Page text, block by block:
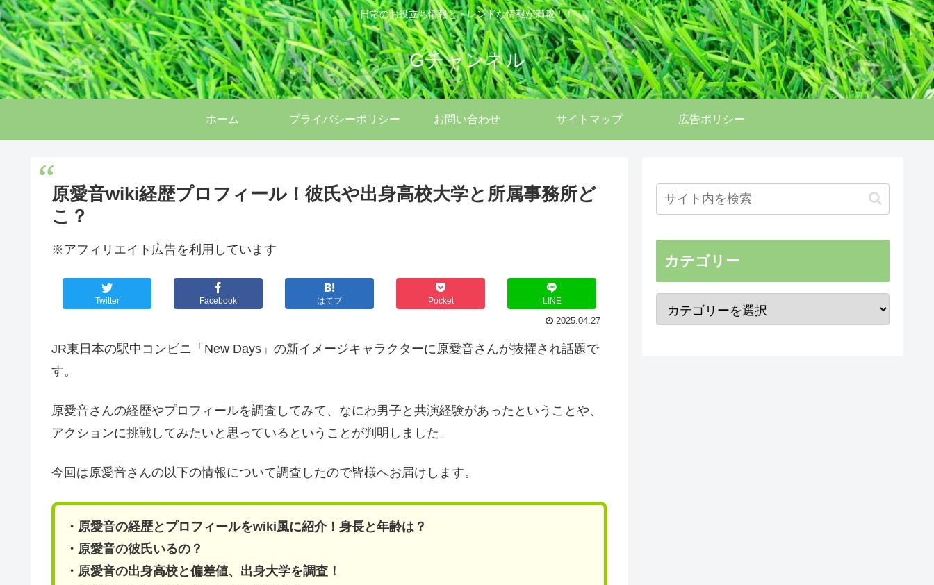
日常のお役立ち情報とトレンドな情報が満載！！
Gチャンネル
ホーム プライバシーポリシー お問い合わせ サイトマップ 広告ポリシー
原愛音wiki経歴プロフィール！彼氏や出身高校大学と所属事務所ど
こ？
※アフィリエイト広告を利用しています
Twitter Facebook はてブ Pocket LINE
2025.04.27
JR東日本の駅中コンビニ「New Days」の新イメージキャラクターに原愛音さんが抜擢され話題で
す。
原愛音さんの経歴やプロフィールを調査してみて、なにわ男子と共演経験があったということや、
アクションに挑戦してみたいと思っているということが判明しました。
今回は原愛音さんの以下の情報について調査したので皆様へお届けします。
・原愛音の経歴とプロフィールをwiki風に紹介！身長と年齢は？
・原愛音の彼氏いるの？
・原愛音の出身高校と偏差値、出身大学を調査！
カテゴリー